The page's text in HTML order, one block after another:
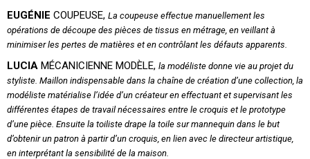
EUGÉNIE COUPEUSE, La coupeuse effectue manuellement les
opérations de découpe des pièces de tissus en métrage, en veillant à
minimiser les pertes de matières et en contrôlant les défauts apparents.
LUCIA MÉCANICIENNE MODÈLE, la modéliste donne vie au projet du
styliste. Maillon indispensable dans la chaîne de création d’une collection, la
modéliste matérialise l’idée d’un créateur en effectuant et supervisant les
différentes étapes de travail nécessaires entre le croquis et le prototype
d’une pièce. Ensuite la toiliste drape la toile sur mannequin dans le but
d’obtenir un patron à partir d’un croquis, en lien avec le directeur artistique,
en interprétant la sensibilité de la maison.